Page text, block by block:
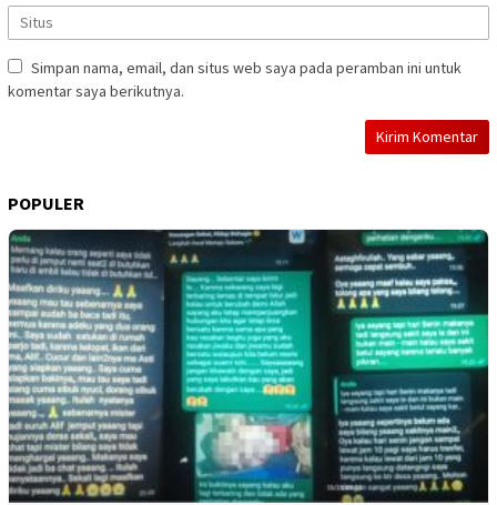
Simpan nama, email, dan situs web saya pada peramban ini untuk
komentar saya berikutnya.
POPULER